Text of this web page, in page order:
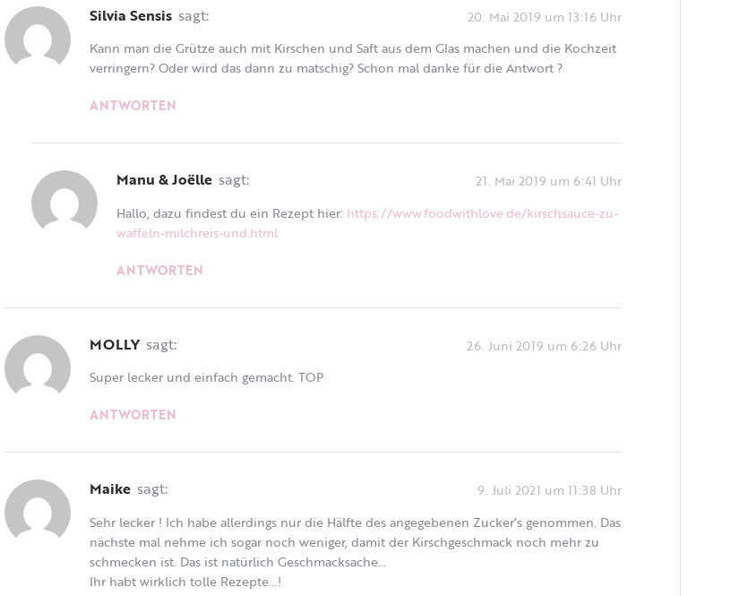
Silvia Sensis sagt:
20. Mai 2019 um 13:16 Uhr
Kann man die Grütze auch mit Kirschen und Saft aus dem Glas machen und die Kochzeit
verringern? Oder wird das dann zu matschig? Schon mal danke für die Antwort ?
ANTWORTEN
Manu & Joëlle sagt:
21. Mai 2019 um 6:41 Uhr
Hallo, dazu findest du ein Rezept hier: https://www.foodwithlove.de/kirschsauce-zu-
waffeln-milchreis-und.html
ANTWORTEN
MOLLY sagt:
26. Juni 2019 um 6:26 Uhr
Super lecker und einfach gemacht. TOP
ANTWORTEN
Maike sagt:
9. Juli 2021 um 11:38 Uhr
Sehr lecker ! Ich habe allerdings nur die Hälfte des angegebenen Zucker‘s genommen. Das
nächste mal nehme ich sogar noch weniger, damit der Kirschgeschmack noch mehr zu
schmecken ist. Das ist natürlich Geschmacksache…
Ihr habt wirklich tolle Rezepte…!